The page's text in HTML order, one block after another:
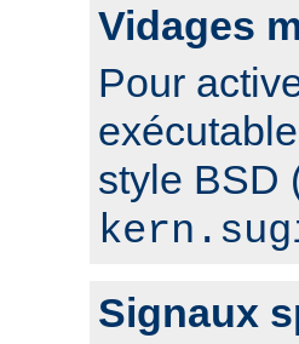
Vidages
Pour
style BSD
Signaux